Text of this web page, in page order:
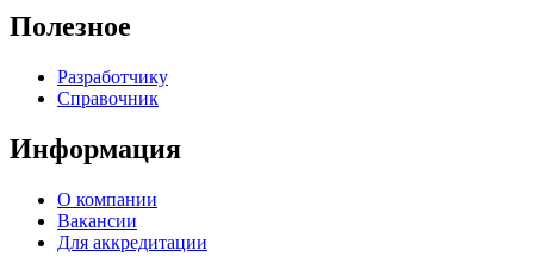
Полезное
Разработчику
Справочник
Информация
О компании
Вакансии
Для аккредитации